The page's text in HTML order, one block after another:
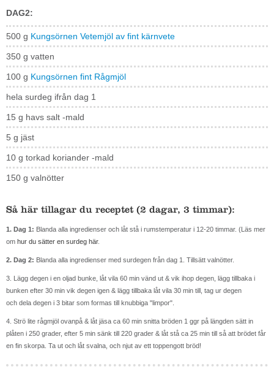
DAG2:
500 g Kungsörnen Vetemjöl av fint kärnvete
350 g vatten
100 g Kungsörnen fint Rågmjöl
hela surdeg ifrån dag 1
15 g havs salt -mald
5 g jäst
10 g torkad koriander -mald
150 g valnötter
Så här tillagar du receptet (2 dagar, 3 timmar):
1. Dag 1: Blanda alla ingredienser och låt stå i rumstemperatur i 12-20 timmar. (Läs mer
om hur du sätter en surdeg här.
2. Dag 2: Blanda alla ingredienser med surdegen från dag 1. Tillsätt valnötter.
3. Lägg degen i en oljad bunke, låt vila 60 min vänd ut & vik ihop degen, lägg tillbaka i
bunken efter 30 min vik degen igen & lägg tillbaka låt vila 30 min till, tag ur degen
och dela degen i 3 bitar som formas till knubbiga "limpor".
4. Strö lite rågmjöl ovanpå & låt jäsa ca 60 min snitta bröden 1 ggr på längden sätt in
plåten i 250 grader, efter 5 min sänk till 220 grader & låt stå ca 25 min till så att brödet får
en fin skorpa. Ta ut och låt svalna, och njut av ett toppengott bröd!